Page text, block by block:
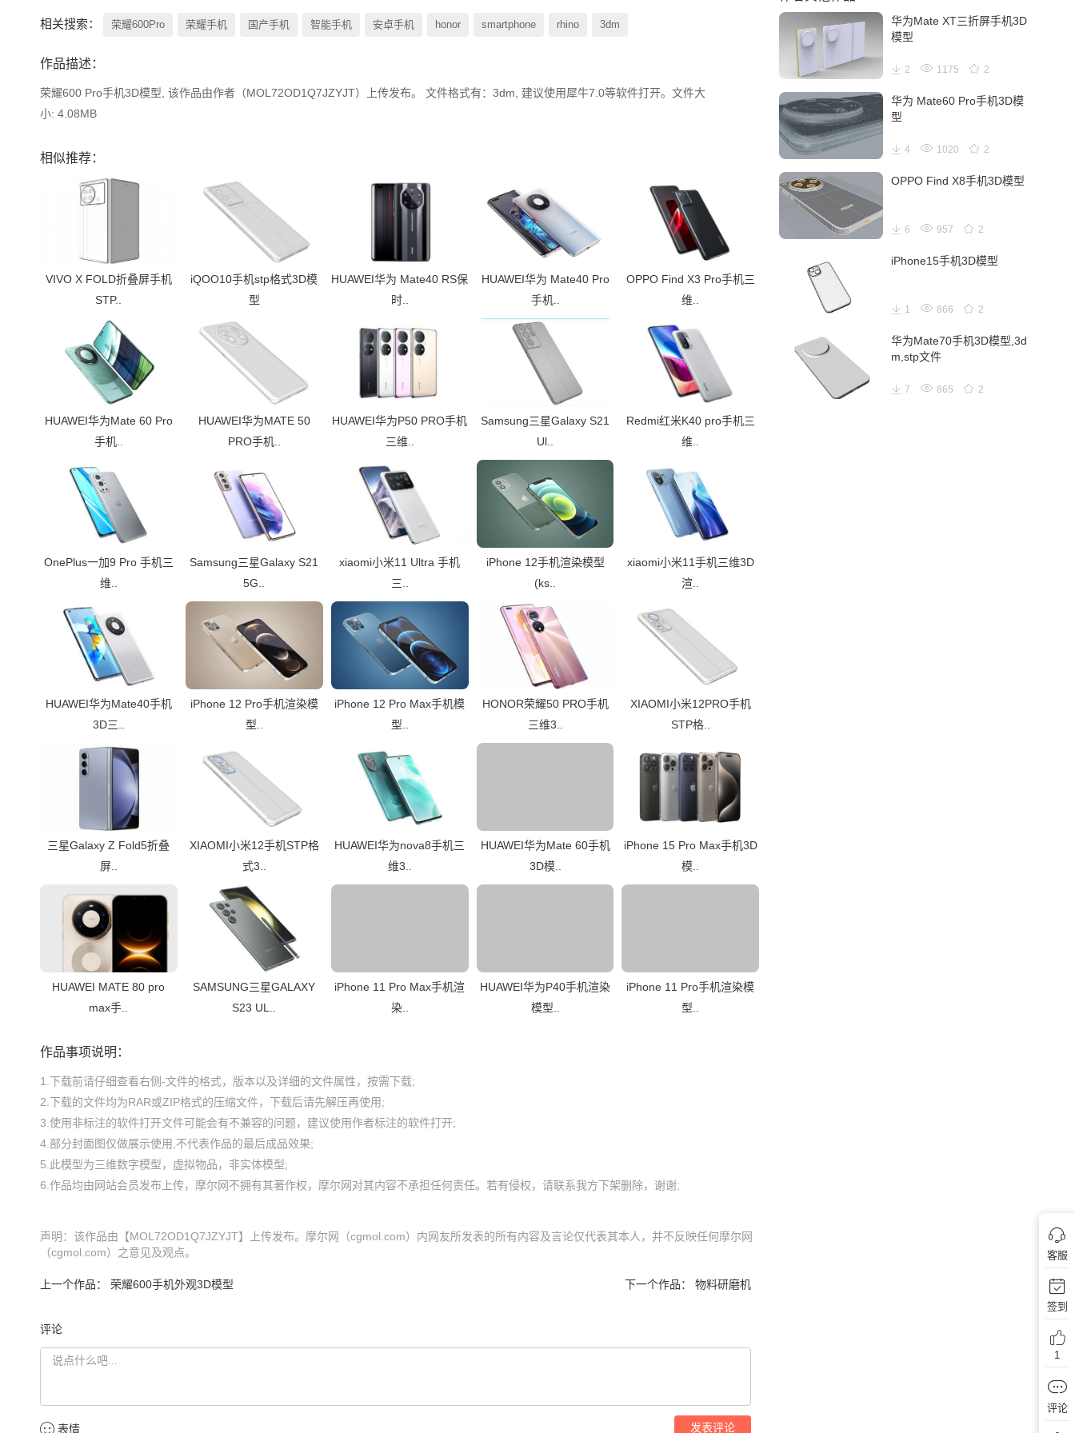
相关搜索： 荣耀600Pro 荣耀手机 国产手机 智能手机 安卓手机 honor smartphone rhino 3dm
作品描述：
荣耀600 Pro手机3D模型, 该作品由作者（MOL72OD1Q7JZYJT）上传发布。 文件格式有：3dm, 建议使用犀牛7.0等软件打开。文件大
小: 4.08MB
相似推荐：
VIVO X FOLD折叠屏手机
STP..
iQOO10手机stp格式3D模
型
HUAWEI华为 Mate40 RS保
时..
HUAWEI华为 Mate40 Pro
手机..
OPPO Find X3 Pro手机三
维..
HUAWEI华为Mate 60 Pro
手机..
HUAWEI华为MATE 50
PRO手机..
HUAWEI华为P50 PRO手机
三维..
Samsung三星Galaxy S21
Ul..
Redmi红米K40 pro手机三
维..
OnePlus一加9 Pro 手机三
维..
Samsung三星Galaxy S21
5G..
xiaomi小米11 Ultra 手机
三..
iPhone 12手机渲染模型
(ks..
xiaomi小米11手机三维3D
渲..
HUAWEI华为Mate40手机
3D三..
iPhone 12 Pro手机渲染模
型..
iPhone 12 Pro Max手机模
型..
HONOR荣耀50 PRO手机
三维3..
XIAOMI小米12PRO手机
STP格..
三星Galaxy Z Fold5折叠
屏..
XIAOMI小米12手机STP格
式3..
HUAWEI华为nova8手机三
维3..
HUAWEI华为Mate 60手机
3D模..
iPhone 15 Pro Max手机3D
模..
HUAWEI MATE 80 pro
max手..
SAMSUNG三星GALAXY
S23 UL..
iPhone 11 Pro Max手机渲
染..
HUAWEI华为P40手机渲染
模型..
iPhone 11 Pro手机渲染模
型..
作品事项说明：
1.下载前请仔细查看右侧-文件的格式，版本以及详细的文件属性，按需下载;
2.下载的文件均为RAR或ZIP格式的压缩文件，下载后请先解压再使用;
3.使用非标注的软件打开文件可能会有不兼容的问题，建议使用作者标注的软件打开;
4.部分封面图仅做展示使用,不代表作品的最后成品效果;
5.此模型为三维数字模型，虚拟物品，非实体模型;
声明：该作品由【MOL72OD1Q7JZYJT】上传发布。摩尔网（cgmol.com）内网友所发表的所有内容及言论仅代表其本人，并不反映任何摩尔网
（cgmol.com）之意见及观点。
上一个作品： 荣耀600手机外观3D模型 下一个作品： 物料研磨机
评论
发表评论
表情
华为Mate XT三折屏手机3D
模型
2 1175 2
华为 Mate60 Pro手机3D模
型
4 1020 2
OPPO Find X8手机3D模型
6 957 2
iPhone15手机3D模型
1 866 2
华为Mate70手机3D模型,3d
m,stp文件
7 865 2
客服
签到
1
评论